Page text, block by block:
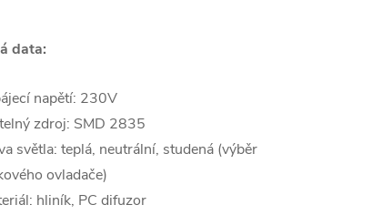
data:
napětí: 230V
zdroj: SMD 2835
světla: teplá, neutrální, studená (výběr
ovladače)
hliník, PC difuzor